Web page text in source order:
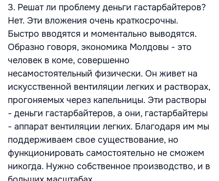
3. Решат ли проблему деньги гастарбайтеров?
Нет. Эти вложения очень краткосрочны.
Быстро вводятся и моментально выводятся.
Образно говоря, экономика Молдовы - это
человек в коме, совершенно
несамостоятельный физически. Он живет на
искусственной вентиляции легких и растворах,
прогоняемых через капельницы. Эти растворы
- деньги гастарбайтеров, а они, гастарбайтеры
- аппарат вентиляции легких. Благодаря им мы
поддерживаем свое существование, но
функционировать самостоятельно не сможем
никогда. Нужно собственное производство, и в